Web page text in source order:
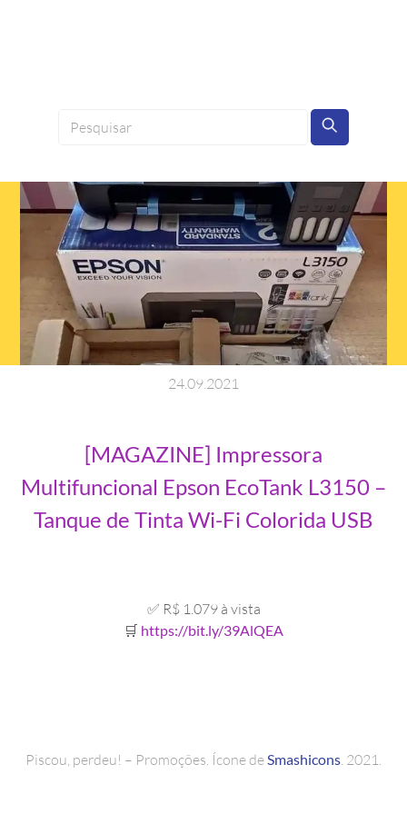
2409 2021
[MAGAZINE] Impressora
Multifuncional Epson EcoTank L3150 –
Tanque de Tinta Wi-Fi Colorida USB
✅ R$ 1.079 à vista
🛒 https://bit.ly/39AlQEA
Piscou, perdeu! – Promoções. Ícone de Smashicons . 2021.